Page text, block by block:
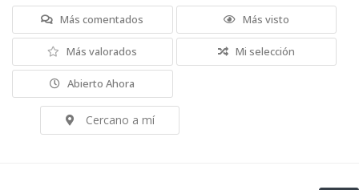
Más comentados Más visto
Más valorados Mi selección
Abierto Ahora
Cercano a mí